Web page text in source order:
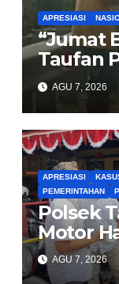
APRESIASI
“Jumat
Taufan
Sopir
00
AGU 7, 2026
APRESIASI
PEMERINTAHAN
Polsek
Motor
Kasus
Pemilik
AGU 7, 2026